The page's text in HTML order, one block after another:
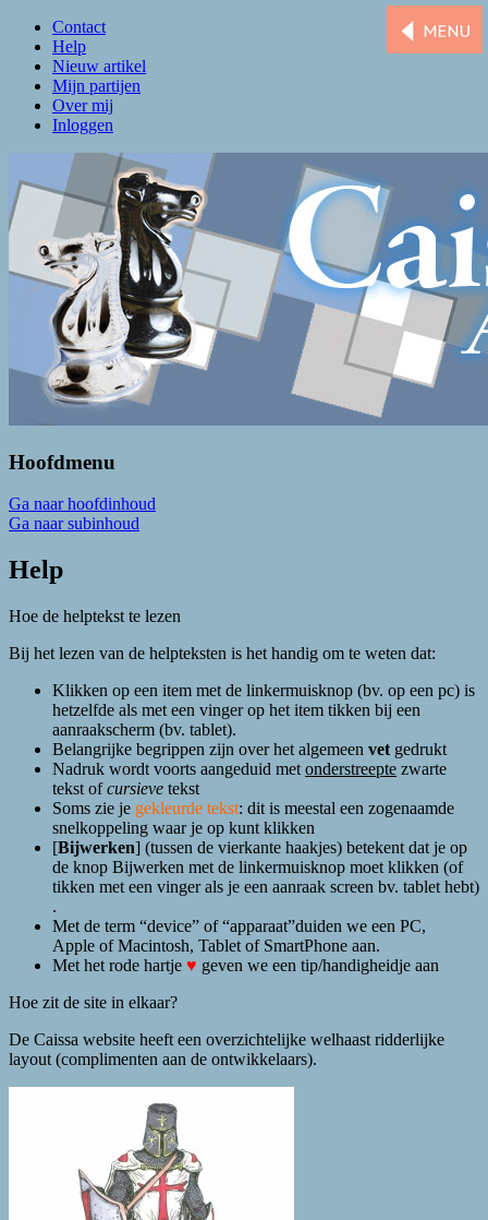
Contact
Help
Nieuw artikel
Mijn partijen
Over mij
Inloggen
Caissa Amsterdam
De levendigste schaakclub van Amsterdam
Hoofdmenu
Ga naar hoofdinhoud
Ga naar subinhoud
Help
Hoe de helptekst te lezen
Bij het lezen van de helpteksten is het handig om te weten dat:
Klikken op een item met de linkermuisknop (bv. op een pc) is
hetzelfde als met een vinger op het item tikken bij een
aanraakscherm (bv. tablet).
Belangrijke begrippen zijn over het algemeen vet gedrukt
Nadruk wordt voorts aangeduid met onderstreepte zwarte
tekst ofcursieve tekst
Soms zie je gekleurde tekst: dit is meestal een zogenaamde
snelkoppeling waar je op kunt klikken
[Bijwerken] (tussen de vierkante haakjes) betekent dat je op
de knop Bijwerken met de linkermuisknop moet klikken (of
tikken met een vinger als je een aanraak screen bv. tablet hebt)
.
Met de term “device” of “apparaat”duiden we een PC,
Apple of Macintosh, Tablet of SmartPhone aan.
Met het rode hartje ♥ geven we een tip/handigheidje aan
Hoe zit de site in elkaar?
De Caissa website heeft een overzichtelijke welhaast ridderlijke
layout (complimenten aan de ontwikkelaars).